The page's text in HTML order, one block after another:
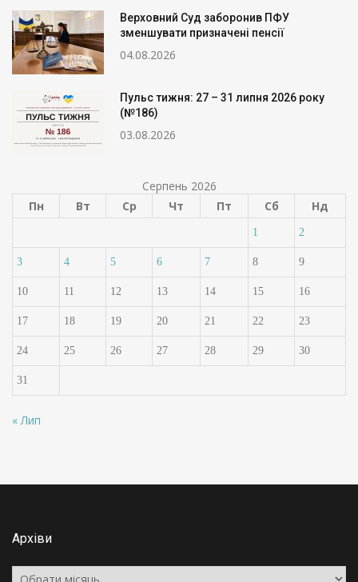
Верховний Суд заборонив ПФУ
зменшувати призначені пенсії
04.08.2026
Пульс тижня: 27 – 31 липня 2026 року
(№186)
03.08.2026
Серпень 2026
Пн
Вт Ср Чт Пт Сб Нд
1 2
3 4 5 6 7 8 9
10 11 12 13 14 15 16
17 18 19 20 21 22 23
24 25 26 27 28 29 30
31
« Лип
Архіви
Архіви